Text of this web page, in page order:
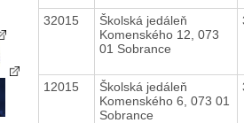
32015
Školská jedáleň
Komenského 12, 073
01 Sobrance
12015
Školská jedáleň
Komenského 6, 073 01
Sobrance